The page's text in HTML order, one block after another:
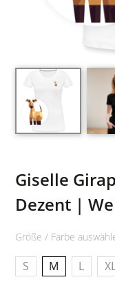
Giselle
Dezent |
Größe / Farbe
S M L